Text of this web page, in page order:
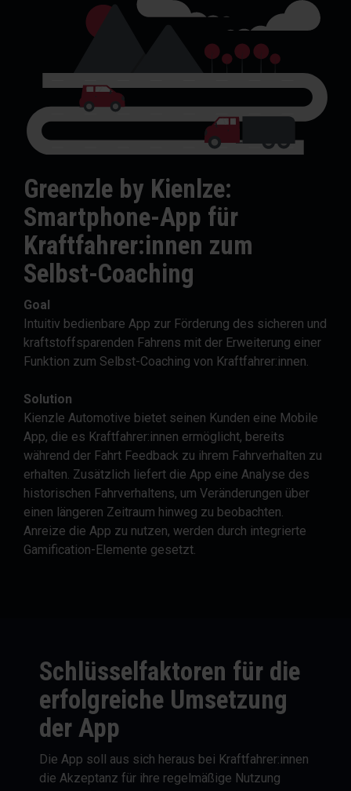
Greenzle by Kienlze:
Smartphone-App für
Kraftfahrer:innen zum
Selbst-Coaching
Goal
Intuitiv bedienbare App zur Förderung des sicheren und
kraftstoffsparenden Fahrens mit der Erweiterung einer
Funktion zum Selbst-Coaching von Kraftfahrer:innen.
Solution
Kienzle Automotive bietet seinen Kunden eine Mobile
App, die es Kraftfahrer:innen ermöglicht, bereits
während der Fahrt Feedback zu ihrem Fahrverhalten zu
erhalten. Zusätzlich liefert die App eine Analyse des
historischen Fahrverhaltens, um Veränderungen über
einen längeren Zeitraum hinweg zu beobachten.
Anreize die App zu nutzen, werden durch integrierte
Gamification-Elemente gesetzt.
Schlüsselfaktoren für die
erfolgreiche Umsetzung
der App
Die App soll aus sich heraus bei Kraftfahrer:innen
die Akzeptanz für ihre regelmäßige Nutzung